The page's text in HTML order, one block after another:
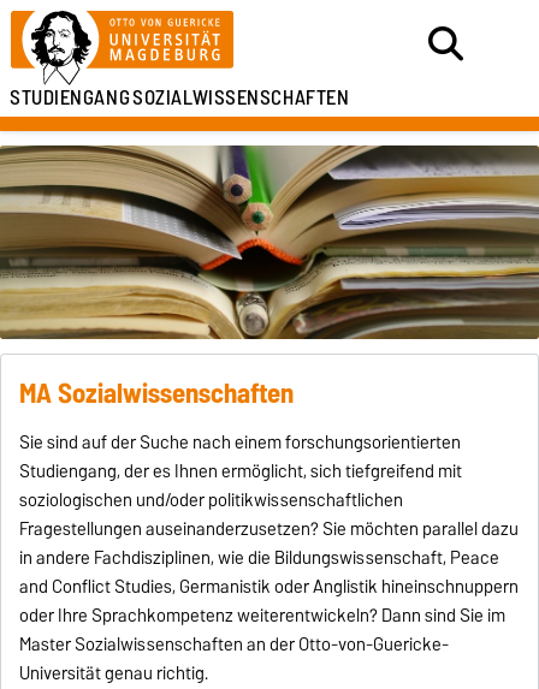
STUDIENGANGSOZIALWISSENSCHAFTEN
MA Sozialwissenschaften
Sie sind auf der Suche nach einem forschungsorientierten
Studiengang, der es Ihnen ermöglicht, sich tiefgreifend mit
soziologischen und/oder politikwissenschaftlichen
Fragestellungen auseinanderzusetzen? Sie möchten parallel dazu
in andere Fachdisziplinen, wie die Bildungswissenschaft, Peace
and Conflict Studies, Germanistik oder Anglistik hineinschnuppern
oder Ihre Sprachkompetenz weiterentwickeln? Dann sind Sie im
Master Sozialwissenschaften an der Otto-von-Guericke-
Universität genau richtig.